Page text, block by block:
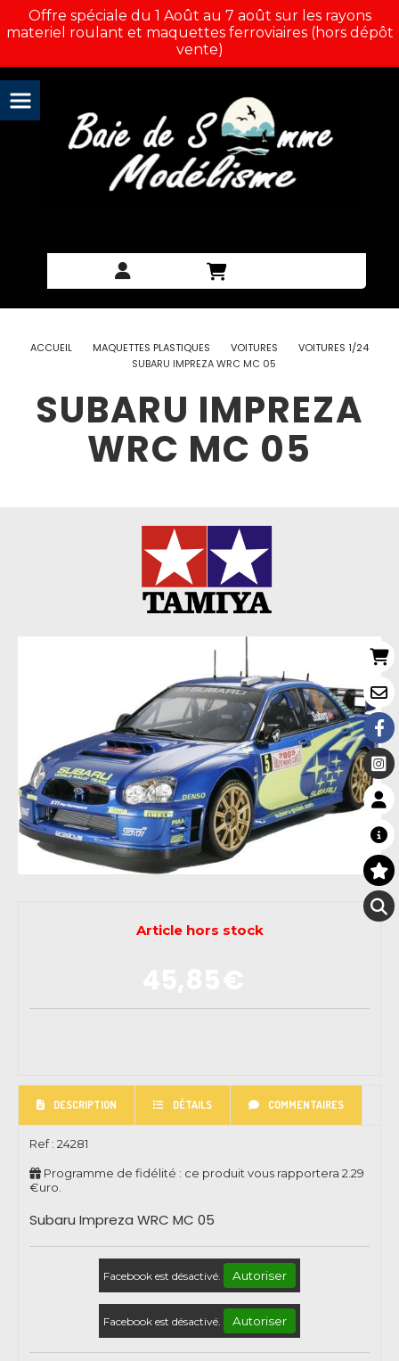
Offre spéciale du 1 Août au 7 août sur les rayons
materiel roulant et maquettes ferroviaires (hors dépôt
vente)
ACCUEIL MAQUETTES PLASTIQUES VOITURES
VOITURES 1/24
SUBARU IMPREZA WRC MC 05
SUBARU IMPREZA
WRC MC 05
Article hors stock
DESCRIPTION DÉTAILS COMMENTAIRES
Ref : 24281
Programme de fidélité : ce produit vous rapportera 2.29
€uro.
Subaru Impreza WRC MC 05
Facebook est désactivé. Autoriser
Facebook est désactivé. Autoriser
Panneau de gestion des cookies